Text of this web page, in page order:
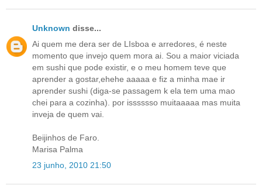
Unknown disse...
Ai quem me dera ser de LIsboa e arredores, é neste
momento que invejo quem mora ai. Sou a maior viciada
em sushi que pode existir, e o meu homem teve que
aprender a gostar,ehehe aaaaa e fiz a minha mae ir
aprender sushi (diga-se passagem k ela tem uma mao
chei para a cozinha). por isssssso muitaaaaa mas muita
inveja de quem vai.
Beijinhos de Faro.
Marisa Palma
23 junho, 2010 21:50